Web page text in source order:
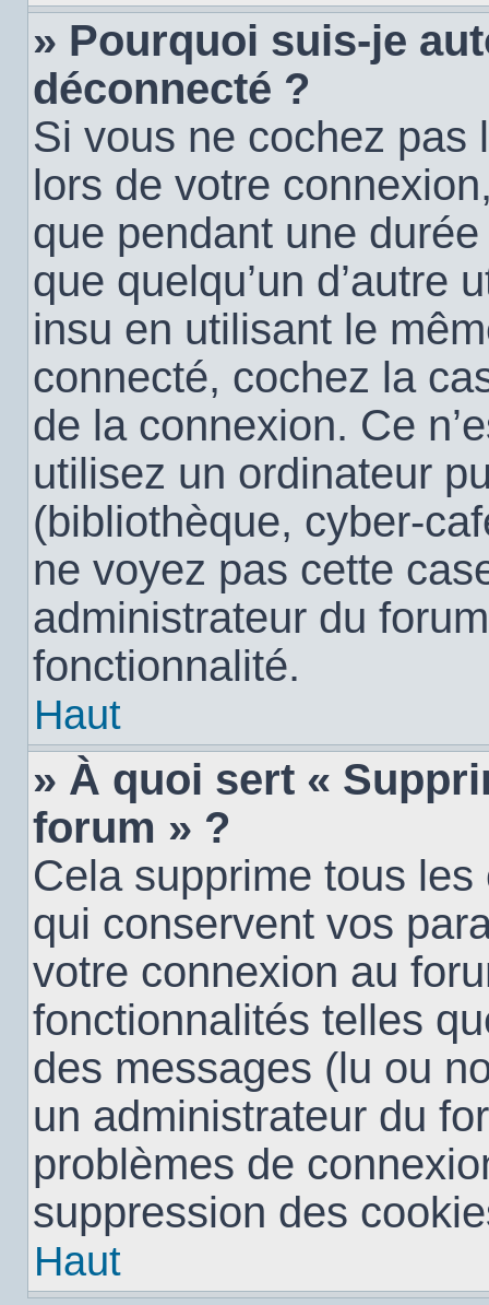
» Pourquoi suis-je
déconnecté ?
Si vous ne cochez
lors de votre
que pendant une
que quelqu’un d’autre
insu en utilisant le
connecté, cochez la
de la connexion. Ce
utilisez un ordinateur
(bibliothèque, cyber-
ne voyez pas cette
administrateur du
fonctionnalité.
Haut
» À quoi sert «
forum » ?
Cela supprime tous
qui conservent vos
votre connexion au
fonctionnalités telles
des messages (lu ou
un administrateur du
problèmes de
suppression des
Haut